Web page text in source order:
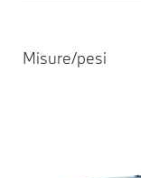
Misure/pesi